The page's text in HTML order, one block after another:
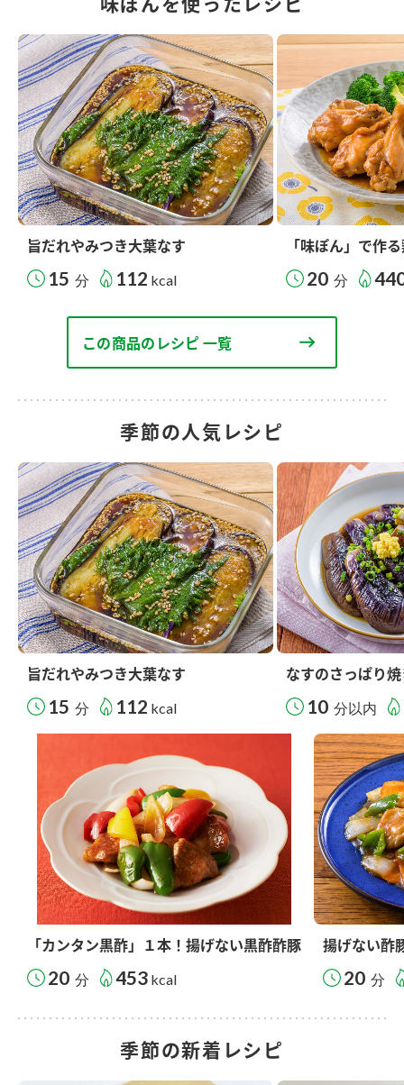
旨だれやみつき大葉なす
15 分 112 kcal
「味ぽん」で作
20 分
この商品のレシピ 一覧
季節の人気レシピ
旨だれやみつき大葉なす
15 分 112 kcal
なすのさっぱり
10 分以内
「カンタン黒酢」１本！揚げない黒酢酢豚
20 分 453 kcal
揚げない酢
20 分
季節の新着レシピ